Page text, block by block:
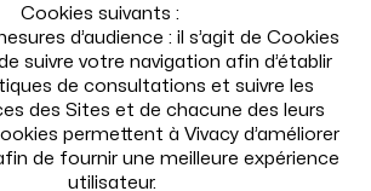
Cookies suivants :
d’audience : il s’agit de Cookies
suivre votre navigation afin d’établir
de consultations et suivre les
des Sites et de chacune des leurs
permettent à Vivacy d’améliorer
de fournir une meilleure expérience
utilisateur.